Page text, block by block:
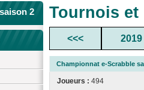
2
Tournois
<<< 2019
Championnat e-Scrabble
Joueurs : 494